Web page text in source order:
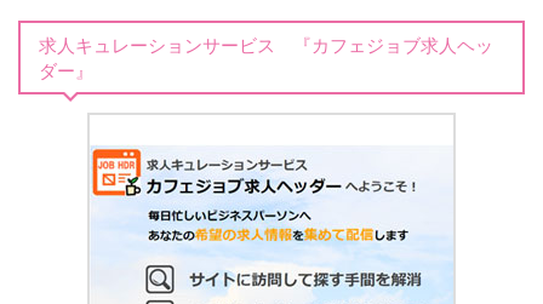
求人キュレーションサービス 『カフェジョブ求人ヘッ
ダー』